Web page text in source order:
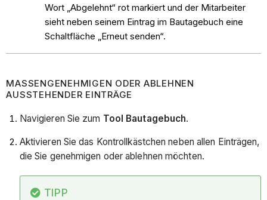
Wort „Abgelehnt“ rot markiert und der Mitarbeiter
sieht neben seinem Eintrag im Bautagebuch eine
Schaltfläche „Erneut senden“.
MASSENGENEHMIGEN ODER ABLEHNEN
AUSSTEHENDER EINTRÄGE
Navigieren Sie zum Tool Bautagebuch.
Aktivieren Sie das Kontrollkästchen neben allen Einträgen,
die Sie genehmigen oder ablehnen möchten.
TIPP